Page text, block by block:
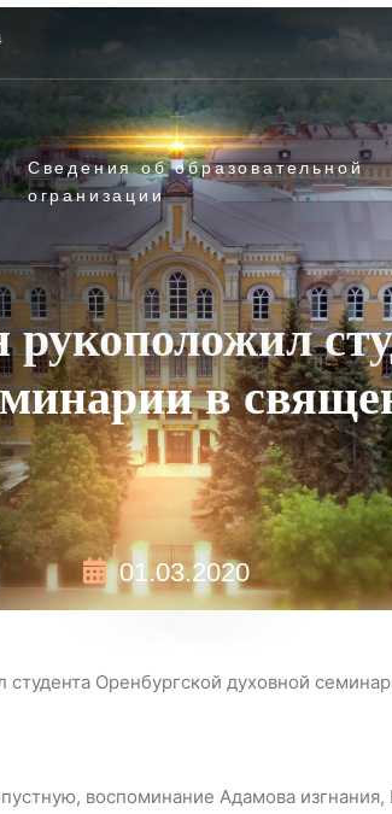
Сведения об образовательной
огранизации
в
01.03.2020
Оренбургской духовной
воспоминание Адамова